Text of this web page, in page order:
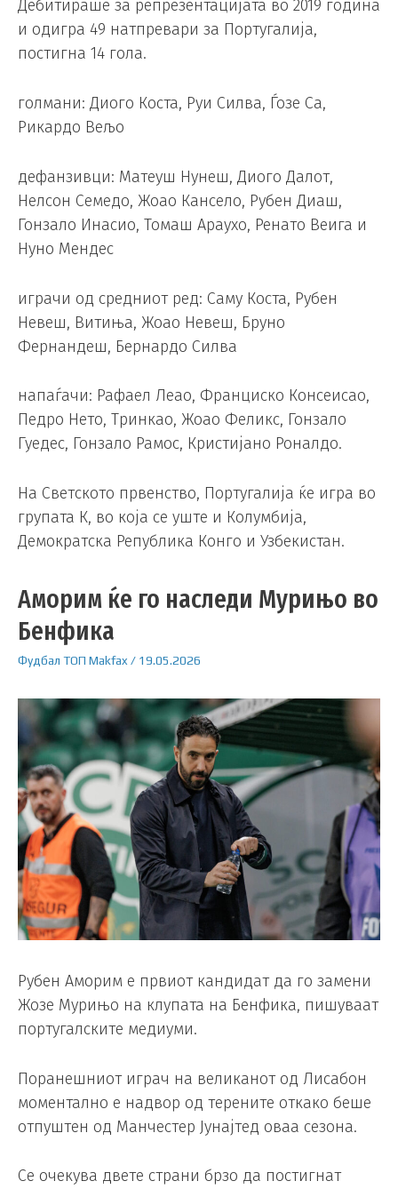
Дебитираше за репрезентацијата во 2019 година
и одигра 49 натпревари за Португалија,
постигна 14 гола.
голмани: Диого Коста, Руи Силва, Ѓозе Са,
Рикардо Вељо
дефанзивци: Матеуш Нунеш, Диого Далот,
Нелсон Семедо, Жоао Кансело, Рубен Диаш,
Гонзало Инасио, Томаш Араухо, Ренато Веига и
Нуно Мендес
играчи од средниот ред: Саму Коста, Рубен
Невеш, Витиња, Жоао Невеш, Бруно
Фернандеш, Бернардо Силва
напаѓачи: Рафаел Леао, Франциско Консеисао,
Педро Нето, Тринкао, Жоао Феликс, Гонзало
Гуедес, Гонзало Рамос, Кристијано Роналдо.
На Светското првенство, Португалија ќе игра во
групата К, во која се уште и Колумбија,
Демократска Република Конго и Узбекистан.
Аморим ќе го наследи Мурињо во
Бенфика
Фудбал ТОП Makfax / 19.05.2026
Рубен Аморим е првиот кандидат да го замени
Жозе Мурињо на клупата на Бенфика, пишуваат
португалските медиуми.
Поранешниот играч на великанот од Лисабон
моментално е надвор од терените откако беше
отпуштен од Манчестер Јунајтед оваа сезона.
Се очекува двете страни брзо да постигнат